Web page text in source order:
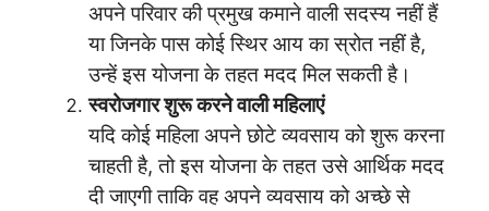
अपने परिवार की प्रमुख कमाने वाली सदस्य नहीं हैं
या जिनके पास कोई स्थिर आय का स्रोत नहीं है,
उन्हें इस योजना के तहत मदद मिल सकती है।
स्वरोजगार शुरू करने वाली महिलाएं
यदि कोई महिला अपने छोटे व्यवसाय को शुरू करना
चाहती है, तो इस योजना के तहत उसे आर्थिक मदद
दी जाएगी ताकि वह अपने व्यवसाय को अच्छे से